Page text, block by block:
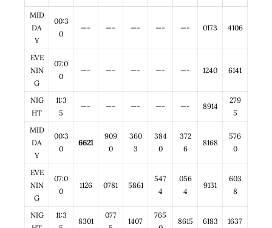
MID
DA
Y
00:3
0
—- —- —- —- —- 0173 4106
EVE
NIN
G
07:0
0
—- —- —- —- —- 1240 6141
NIG
HT
11:3
5
—- —- —- —- —- 8914
279
5
MID
DA
Y
00:3
0
6621
909
0
360
3
384
0
372
6
8168
576
0
EVE
NIN
G
07:0
0
1126 0781 5861
547
4
056
4
9131
603
8
NIG
11:3
8301
077
1407
765
8615 6183 1637